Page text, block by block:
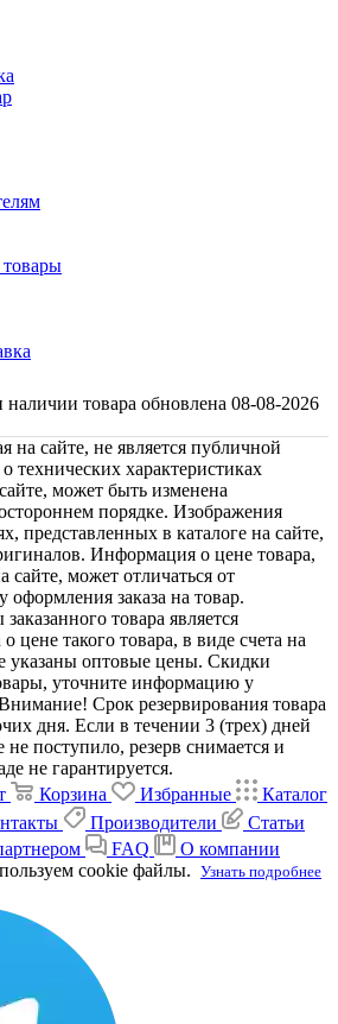
товара обновлена 08-08-2026
на сайте, не является публичной
технических характеристиках
может быть изменена
порядке. Изображения
представленных в каталоге на сайте,
Информация о цене товара,
сайте, может отличаться от
оформления заказа на товар.
товара является
цене такого товара, в виде счета на
указаны оптовые цены. Скидки
уточните информацию у
Срок резервирования товара
дня. Если в течении 3 (трех) дней
не поступило, резерв снимается и
не гарантируется.
Корзина Избранные
Каталог
Производители
Статьи
FAQ
О компании
cookie файлы. Узнать подробнее